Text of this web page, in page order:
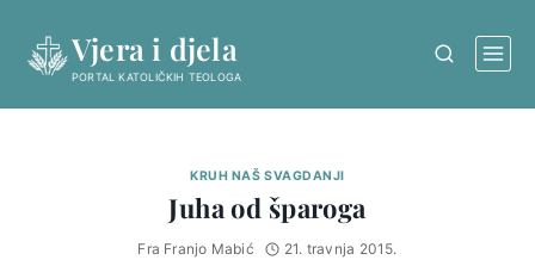
content
Vjera i djela
PORTAL KATOLIČKIH TEOLOGA
KRUH NAŠ SVAGDANJI
Juha od šparoga
Fra Franjo Mabić 21. travnja 2015.